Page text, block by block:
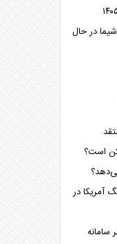
در حال
است؟
آمریکا در
سامانه